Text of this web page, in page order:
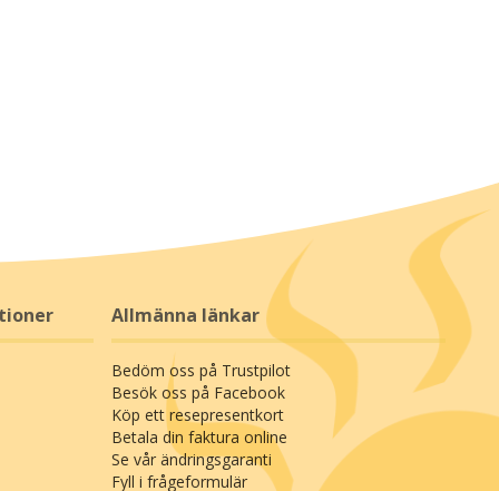
Allmänna länkar
Bedöm oss på Trustpilot
Besök oss på Facebook
Köp ett resepresentkort
Betala din faktura online
Se vår ändringsgaranti
Fyll i frågeformulär